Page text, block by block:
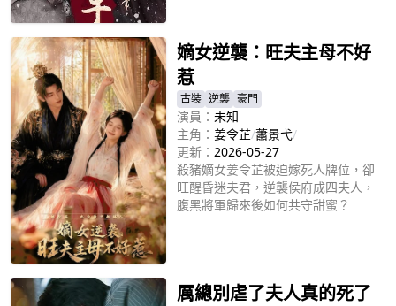
嫡女逆襲：旺夫主母不好
惹
古裝 逆襲 豪門
演員： 未知
主角： 姜令芷/蕭景弋/
更新： 2026-05-27
殺豬嫡女姜令芷被迫嫁死人牌位，卻
旺醒昏迷夫君，逆襲侯府成四夫人，
腹黑將軍歸來後如何共守甜蜜？
厲總別虐了夫人真的死了